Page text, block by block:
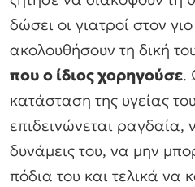
δώσει οι γιατροί στον
ακολουθήσουν τη δική
που ο ίδιος χορηγούσε.
κατάσταση της υγείας
επιδεινώνεται ραγδαία,
δυνάμεις του, να μην
πόδια του και τελικά να